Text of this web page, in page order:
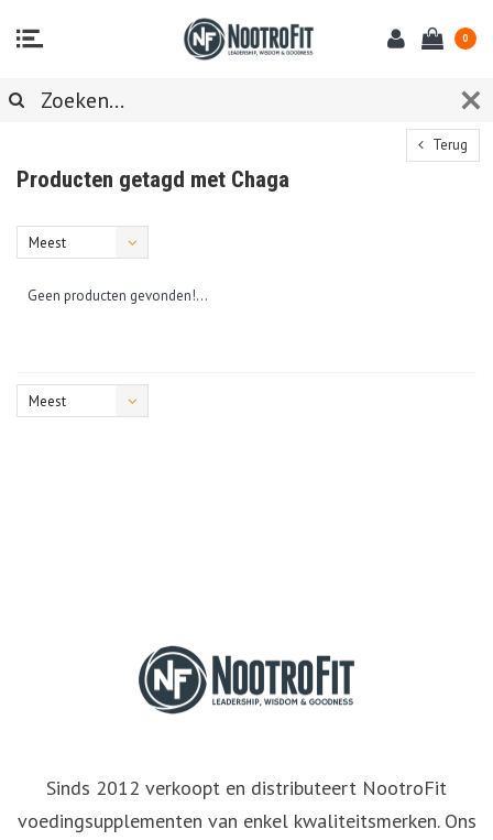
0
Terug
Producten getagd met Chaga
Meest
Geen producten gevonden!...
Meest
Sinds 2012 verkoopt en distributeert NootroFit
voedingsupplementen van enkel kwaliteitsmerken. Ons